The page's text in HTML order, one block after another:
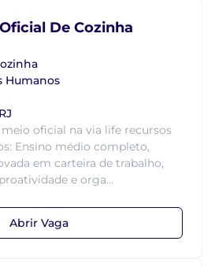
De Cozinha
Humanos
oficial na via life recursos
Ensino médio completo,
em carteira de trabalho,
e orga...
Abrir Vaga